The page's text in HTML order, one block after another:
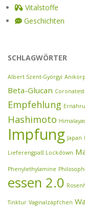
Vitalstoffe
Geschichten
SCHLAGWÖRTER
Albert Szent-Györgyi
Beta-Glucan Coronatest
Empfehlung
Hashimoto
Impfung Japan
Lieferengpaß Lockdown
Phenylethylamine
essen 2.0
Tinktur Vaginalzäpfchen